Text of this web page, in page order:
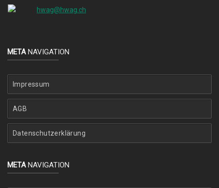
hwag@hwag.ch
META NAVIGATION
Impressum
AGB
Datenschutzerklärung
META NAVIGATION